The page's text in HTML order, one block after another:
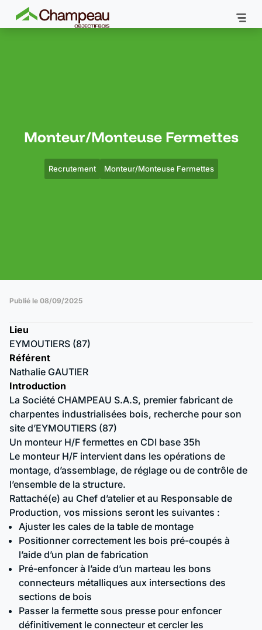
Monteur/Monteuse Fermettes
Recrutement Monteur/Monteuse Fermettes
Publié le 08/09/2025
Lieu
EYMOUTIERS (87)
Référent
Nathalie GAUTIER
Introduction
La Société CHAMPEAU S.A.S, premier fabricant de
charpentes industrialisées bois, recherche pour son
site d’EYMOUTIERS (87)
Un monteur H/F fermettes en CDI base 35h
Le monteur H/F intervient dans les opérations de
montage, d’assemblage, de réglage ou de contrôle de
l’ensemble de la structure.
Rattaché(e) au Chef d’atelier et au Responsable de
Production, vos missions seront les suivantes :
Ajuster les cales de la table de montage
Positionner correctement les bois pré-coupés à
l’aide d’un plan de fabrication
Pré-enfoncer à l’aide d’un marteau les bons
connecteurs métalliques aux intersections des
sections de bois
Passer la fermette sous presse pour enfoncer
définitivement le connecteur et cercler les